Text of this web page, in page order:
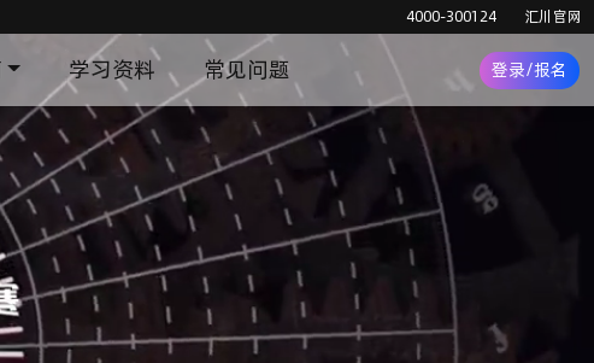
4000-300124 汇川官网
学习资料 常见问题 登录/报名